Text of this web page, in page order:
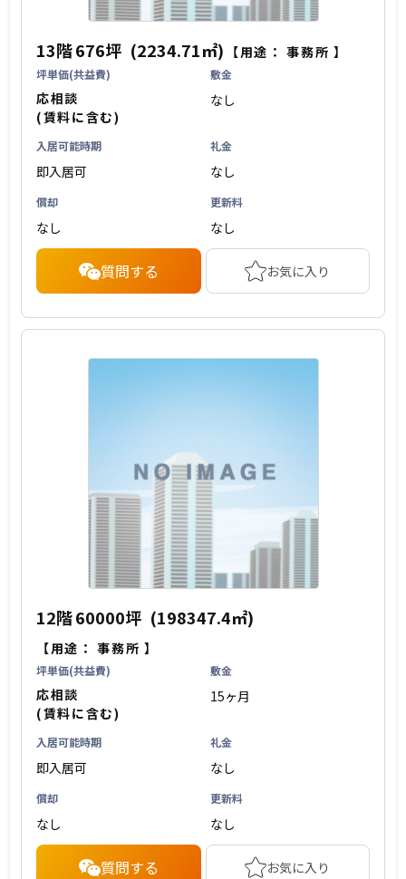
13階676坪 (2234.71㎡) 【用途：事務所 】
坪単価(共益費)
応相談
(賃料に含む)
敷金
なし
入居可能時期
即入居可
礼金
なし
償却
なし
更新料
なし
質問する お気に入り
12階60000坪 (198347.4㎡)
【用途：事務所 】
坪単価(共益費)
応相談
(賃料に含む)
敷金
15ヶ月
入居可能時期
即入居可
礼金
なし
償却
なし
更新料
なし
質問する お気に入り